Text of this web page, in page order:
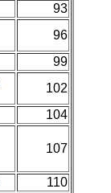
93
96
99
102
104
107
110